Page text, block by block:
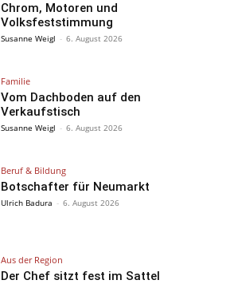
Chrom, Motoren und
Volksfeststimmung
Susanne Weigl - 6. August 2026
Familie
Vom Dachboden auf den
Verkaufstisch
Susanne Weigl - 6. August 2026
Beruf & Bildung
Botschafter für Neumarkt
Ulrich Badura - 6. August 2026
Aus der Region
Der Chef sitzt fest im Sattel